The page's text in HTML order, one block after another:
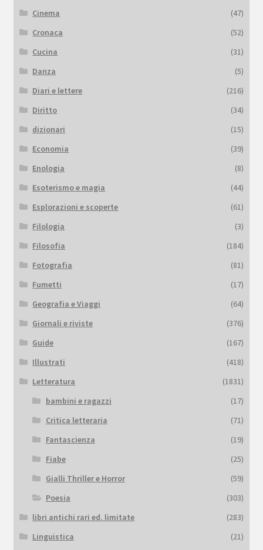
Cinema
(47)
Cronaca
(52)
Cucina
(31)
Danza
(5)
Diari e lettere
(216)
Diritto
(34)
dizionari
(15)
Economia
(39)
Enologia
(8)
Esoterismo e magia
(44)
Esplorazioni e scoperte
(61)
Filologia
(3)
Filosofia
(184)
Fotografia
(81)
Fumetti
(17)
Geografia e Viaggi
(64)
Giornali e riviste
(376)
Guide
(167)
Illustrati
(418)
Letteratura
(1831)
bambini e ragazzi
(17)
Critica letteraria
(71)
Fantascienza
(19)
Fiabe
(25)
Gialli Thriller e Horror
(59)
Poesia
(303)
libri antichi rari ed. limitate
(283)
Linguistica
(21)